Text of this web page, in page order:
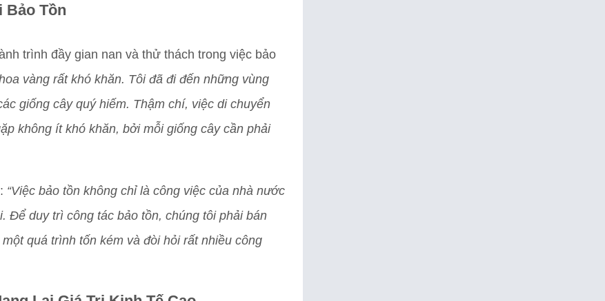
Bảo Tồn
trình đầy gian nan và thử thách trong việc bảo
vàng rất khó khăn. Tôi đã đi đến những vùng
giống cây quý hiếm. Thậm chí, việc di chuyển
không ít khó khăn, bởi mỗi giống cây cần phải
: “Việc bảo tồn không chỉ là công việc của nhà nước
Để duy trì công tác bảo tồn, chúng tôi phải bán
quá trình tốn kém và đòi hỏi rất nhiều công